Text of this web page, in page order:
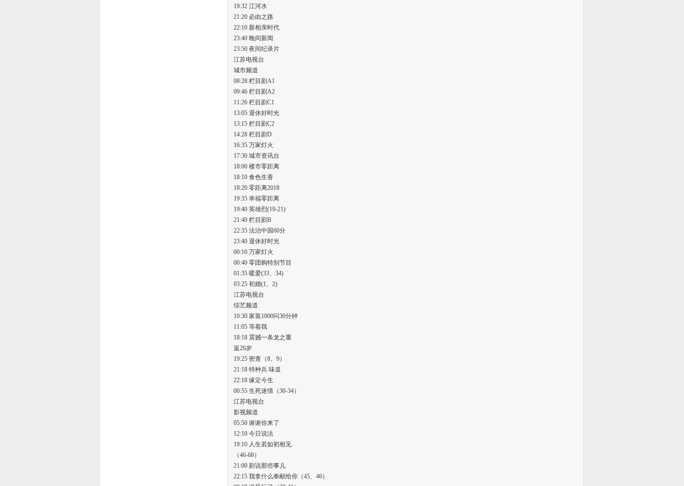
19:32 江河水
21:20 必由之路
22:10 新相亲时代
23:40 晚间新闻
23:50 夜间纪录片
江苏电视台
城市频道
08:28 栏目剧A1
09:46 栏目剧A2
11:26 栏目剧C1
13:05 退休好时光
13:15 栏目剧C2
14:28 栏目剧D
16:35 万家灯火
17:30 城市资讯台
18:00 楼市零距离
18:10 食色生香
18:20 零距离2018
19:35 幸福零距离
19:40 英雄烈(19-21)
21:40 栏目剧B
22:35 法治中国60分
23:40 退休好时光
00:10 万家灯火
00:40 零团购特别节目
01:35 暖爱(33、34)
03:25 初婚(1、2)
江苏电视台
综艺频道
10:30 家装1000问30分钟
11:05 等着我
18:18 震撼一条龙之重
返20岁
19:25 密查（8、9）
21:18 特种兵 味道
22:18 缘定今生
00:55 生死迷情（30-34）
江苏电视台
影视频道
05:50 谢谢你来了
12:10 今日说法
19:10 人生若如初相见
（46-68）
21:00 剧说那些事儿
22:15 我拿什么奉献给你（45、46）